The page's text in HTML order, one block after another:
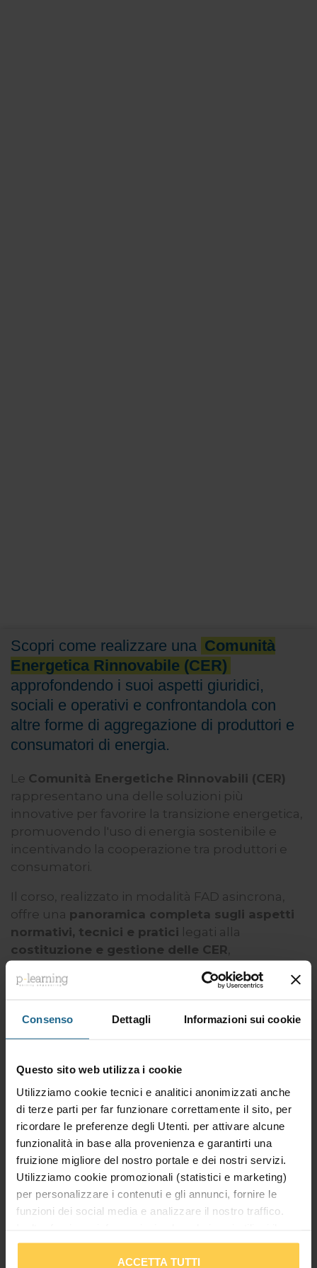
Consenso Dettagli Informazioni sui cookie
Questo sito web utilizza i cookie
Utilizziamo cookie tecnici e analitici anonimizzati anche
di terze parti per far funzionare correttamente il sito, per
ricordare le preferenze degli Utenti. per attivare alcune
funzionalità in base alla provenienza e garantirti una
fruizione migliore del nostro portale e dei nostri servizi.
Utilizziamo cookie promozionali (statistici e marketing)
per personalizzare i contenuti e gli annunci, fornire le
funzioni dei social media e analizzare il nostro traffico.
nostro sito ai nostri partner che si occupano di analisi dei
dati web, pubblicità e social media, i quali potrebbero
ACCETTA TUTTI
Scopri come realizzare una Comunità
Energetica Rinnovabile (CER)
approfondendo i suoi aspetti giuridici,
sociali e operativi e confrontandola con
altre forme di aggregazione di produttori e
consumatori di energia.
Le Comunità Energetiche Rinnovabili (CER)
rappresentano una delle soluzioni più
innovative per favorire la transizione energetica,
promuovendo l'uso di energia sostenibile e
incentivando la cooperazione tra produttori e
consumatori.
Il corso, realizzato in modalità FAD asincrona,
offre una panoramica completa sugli aspetti
normativi, tecnici e pratici legati alla
costituzione e gestione delle CER
ed europee, gli incentivi disponibili e i passaggi
Energetica
Perchè costituire una CER?
Costituire una Comunità Energetica Rinnovabile
significa creare un sistema che promuove
benefici economici, sociali e ambientali per la
comunità, i membri e le aree locali coinvolte.
L'obiettivo principale non è generare profitti
finanziari, ma favorire la cooperazione e lo
sviluppo sostenibile a livello territoriale.
IEMDe si approfondiscono le disposizioni
normative e regolatorie rilevanti delle CER in